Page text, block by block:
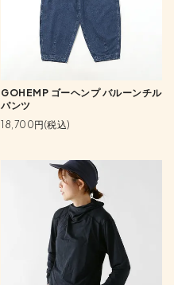
GOHEMP ゴーヘンプ バルーンチル
パンツ
18,700円(税込)